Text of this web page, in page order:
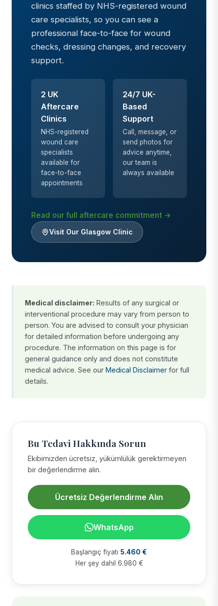
clinics staffed by NHS-registered wound
care specialists, so you can see a
professional face-to-face for wound
checks, dressing changes, and recovery
support.
2 UK
Aftercare
Clinics
NHS-registered
wound care
specialists
available for
face-to-face
appointments
24/7 UK-
Based
Support
Call, message, or
send photos for
advice anytime,
our team is
always available
Read our full aftercare commitment →
Visit Our Glasgow Clinic
Medical disclaimer: Results of any surgical or
interventional procedure may vary from person to
person. You are advised to consult your physician
for detailed information before undergoing any
procedure. The information on this page is for
general guidance only and does not constitute
medical advice. See our Medical Disclaimer for full
details.
Bu Tedavi Hakkında Sorun
Ekibimizden ücretsiz, yükümlülük gerektirmeyen
bir değerlendirme alın.
Ücretsiz Değerlendirme Alın
WhatsApp
Başlangıç fiyatı 5.460 €
Her şey dahil 6.980 €